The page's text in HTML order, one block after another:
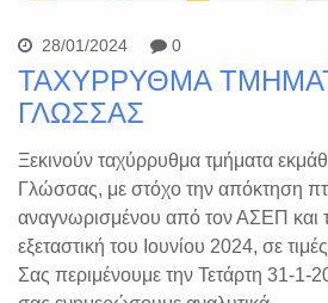
28/01/2024 0
ΤΑΧΥΡΡΥΘΜΑ
ΓΛΩΣΣΑΣ
Ξεκινούν ταχύρρυθμα τμήματα
Γλώσσας, με στόχο την απόκτηση
αναγνωρισμένου από τον ΑΣΕΠ και
εξεταστική του Ιουνίου 2024, σε
Σας περιμένουμε την Τετάρτη 31-1-